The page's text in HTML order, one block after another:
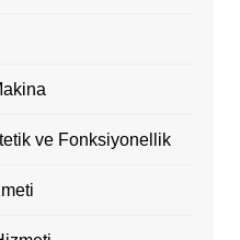
ve Fonksiyonellik